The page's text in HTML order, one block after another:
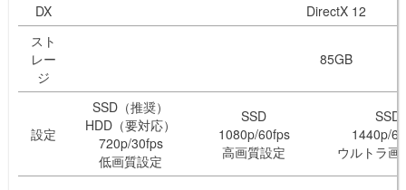
DX
DirectX 12
スト
レー
ジ
85GB
設定
SSD（推奨）
HDD（要対応）
720p/30fps
低画質設定
SSD
1080p/60fps
高画質設定
SSD
1440p/
ウルトラ画